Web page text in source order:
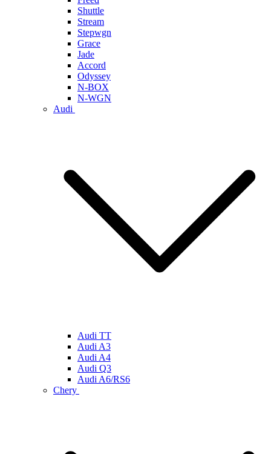
Shuttle
Stream
Stepwgn
Grace
Jade
Accord
Odyssey
N-BOX
N-WGN
Audi
Audi TT
Audi A3
Audi A4
Audi Q3
Audi A6/RS6
Chery